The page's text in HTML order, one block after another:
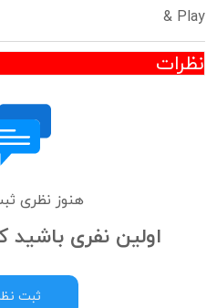
& Play
نظرات
هنوز نظری
اولین نفری
ثبت